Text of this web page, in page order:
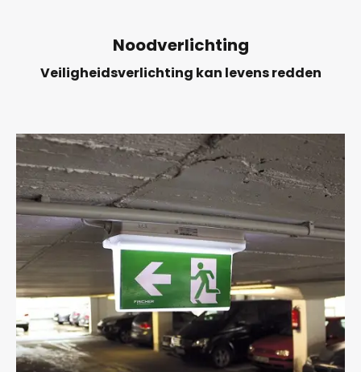
Noodverlichting
Veiligheidsverlichting kan levens redden